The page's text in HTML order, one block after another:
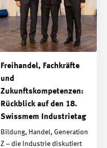
Freihandel, Fachkräfte
und
Zukunftskompetenzen:
Rückblick auf den 18.
Swissmem Industrietag
Bildung, Handel, Generation
Z – die Industrie diskutiert